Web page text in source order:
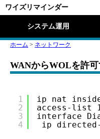
ワイズリマインダー
システム運用
ホーム > ネットワーク
WANからWOLを許可
1
2
3
4
ip nat
access-list
interface
ip directed-